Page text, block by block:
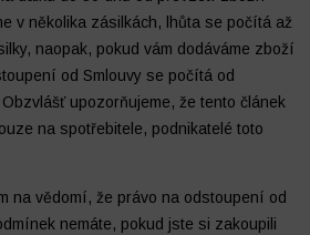
v několika zásilkách, lhůta se počítá až
naopak, pokud vám dodáváme zboží
od Smlouvy se počítá od
upozorňujeme, že tento článek
na spotřebitele, podnikatelé toto
na vědomí, že právo na odstoupení od
nemáte, pokud jste si zakoupili